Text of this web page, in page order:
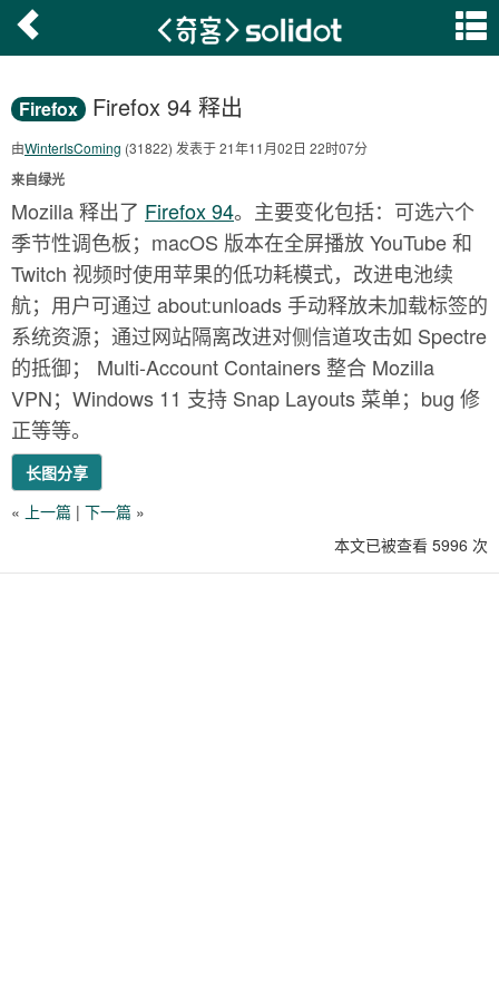
Firefox Firefox 94 释出
由WinterIsComing (31822) 发表于 21年11月02日 22时07分
来自绿光
Mozilla 释出了 Firefox 94。主要变化包括：可选六个
季节性调色板；macOS 版本在全屏播放 YouTube 和
Twitch 视频时使用苹果的低功耗模式，改进电池续
航；用户可通过 about:unloads 手动释放未加载标签的
系统资源；通过网站隔离改进对侧信道攻击如 Spectre
的抵御； Multi-Account Containers 整合 Mozilla
VPN；Windows 11 支持 Snap Layouts 菜单；bug 修
正等等。
长图分享
« 上一篇 | 下一篇 »
本文已被查看 5996 次